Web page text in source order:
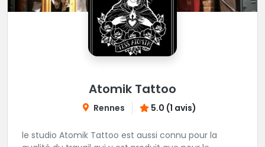
Atomik Tattoo
Rennes 5.0 (1 avis)
le studio Atomik Tattoo est aussi connu pour la